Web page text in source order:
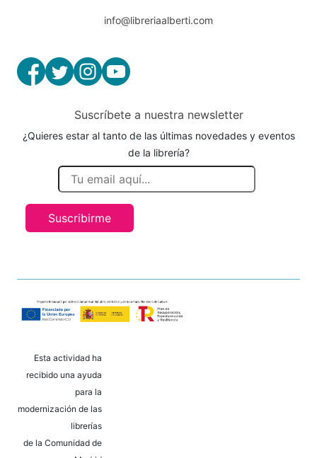
info@libreriaalberti.com
Suscríbete a nuestra newsletter
¿Quieres estar al tanto de las últimas novedades y eventos
de la librería?
Suscribirme
Esta actividad ha
recibido una ayuda
para la
modernización de las
librerías
de la Comunidad de